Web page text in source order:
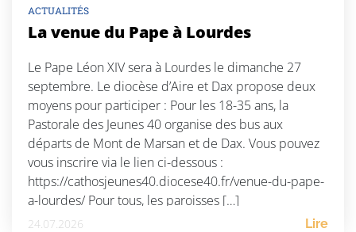
ACTUALITÉS
La venue du Pape à Lourdes
Le Pape Léon XIV sera à Lourdes le dimanche 27
septembre. Le diocèse d’Aire et Dax propose deux
moyens pour participer : Pour les 18-35 ans, la
Pastorale des Jeunes 40 organise des bus aux
départs de Mont de Marsan et de Dax. Vous pouvez
vous inscrire via le lien ci-dessous :
https://cathosjeunes40.diocese40.fr/venue-du-pape-
a-lourdes/ Pour tous, les paroisses […]
24.07.2026 Lire